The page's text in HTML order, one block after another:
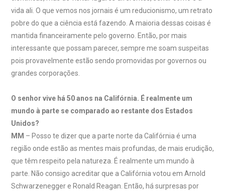
vida ali. O que vemos nos jornais é um reducionismo, um retrato
pobre do que a ciência está fazendo. A maioria dessas coisas é
mantida financeiramente pelo governo. Então, por mais
interessante que possam parecer, sempre me soam suspeitas
pois provavelmente estão sendo promovidas por governos ou
grandes corporações.
O senhor vive há 50 anos na Califórnia. É realmente um
mundo à parte se comparado ao restante dos Estados
Unidos?
MM – Posso te dizer que a parte norte da Califórnia é uma
região onde estão as mentes mais profundas, de mais erudição,
que têm respeito pela natureza. É realmente um mundo à
parte. Não consigo acreditar que a Califórnia votou em Arnold
Schwarzenegger e Ronald Reagan. Então, há surpresas por